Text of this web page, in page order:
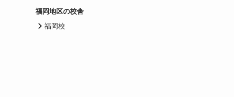
福岡地区の校舎
福岡校